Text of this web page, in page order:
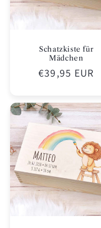
Schatzkiste für
Mädchen
Normaler
€39,95 EUR